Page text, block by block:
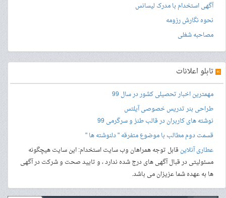
آگهی استخدام با مدرک لیسانس
نحوه نگارش رزومه
مصاحبه شغلی
» تابلو اعلانات
مهمترین اخبار تحصیلی کشور در سال 99
طراحی بنرتدریس خصوصی آیلتس
نوشته های کاربران در قالب طنز و سرگرمی 99
قسمت دوم مطالب با موضوع متفرقه " دلنوشته ها "
عطاری آنلاینقابل توجه همراهان وب سایت استخدام: این سایت هیچگونه
مسئولیتی در قبال آگهی های درج شده ندارد ، و تایید صحت و شرکت در آگهی
ها به عهده شما عزیزان می باشد.